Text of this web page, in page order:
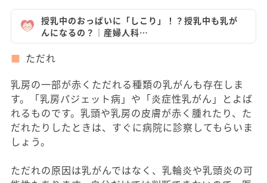
授乳中のおっぱいに「しこり」！？授乳中も乳が
んになるの？｜産婦人科…
ただれ
乳房の一部が赤くただれる種類の乳がんも存在しま
す。「乳房パジェット病」や「炎症性乳がん」とよば
れるものです。乳頭や乳房の皮膚が赤く腫れたり、た
だれたりしたときは、すぐに病院に診察してもらいま
しょう。
ただれの原因は乳がんではなく、乳輪炎や乳頭炎の可